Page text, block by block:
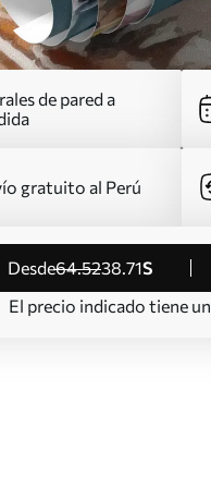
de pared a
gratuito al Perú
desde64.5238.71S
El precio indicado tiene un